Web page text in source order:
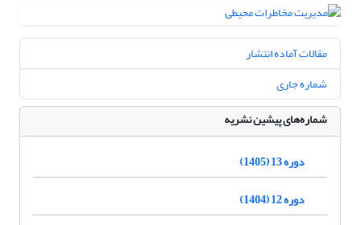
مقالات آماده انتشار
شماره جاری
شماره‌های پیشین نشریه
دوره 13 (1405)
دوره 12 (1404)